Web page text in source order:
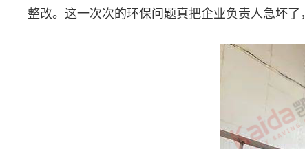
整改。这一次次的环保问题真把企业负责人急坏